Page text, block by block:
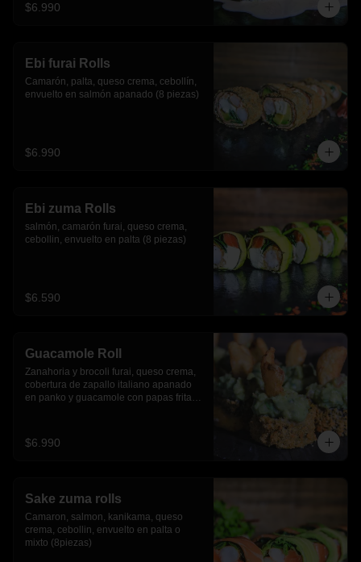
$6.990
Ebi furai Rolls
Camarón, palta, queso crema, cebollín,
envuelto en salmón apanado (8 piezas)
$6.990
Ebi zuma Rolls
salmón, camarón furai, queso crema,
cebollin, envuelto en palta (8 piezas)
$6.590
Guacamole Roll
Zanahoria y brocoli furai, queso crema,
cobertura de zapallo italiano apanado
en panko y guacamole con papas fritas.
$6.990
Sake zuma rolls
Camaron, salmon, kanikama, queso
crema, cebollin, envuelto en palta o
mixto (8piezas)